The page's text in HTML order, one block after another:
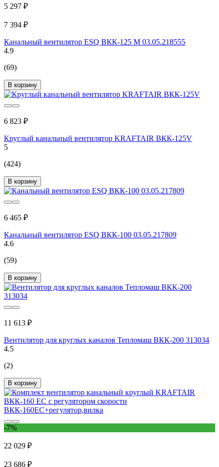
5 297 ₽
7 394 ₽
Канальный вентилятор ESQ ВКК-125 М 03.05.218555
4.9
(69)
В корзину
6 823 ₽
Круглый канальный вентилятор KRAFTAIR ВКК-125V
5
(424)
В корзину
6 465 ₽
Канальный вентилятор ESQ ВКК-100 03.05.217809
4.6
(59)
В корзину
11 613 ₽
Вентилятор для круглых каналов Тепломаш ВКК-200 313034
4.5
(2)
В корзину
-7%
22 029 ₽
23 686 ₽